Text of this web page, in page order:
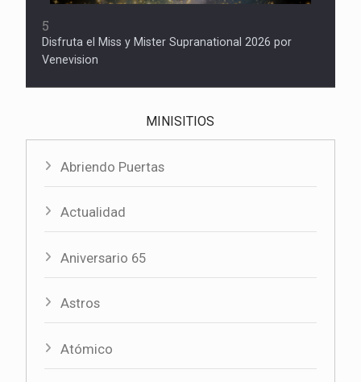
5
Disfruta el Miss y Mister Supranational 2026 por
Venevision
MINISITIOS
Abriendo Puertas
Actualidad
Aniversario 65
Astros
Atómico